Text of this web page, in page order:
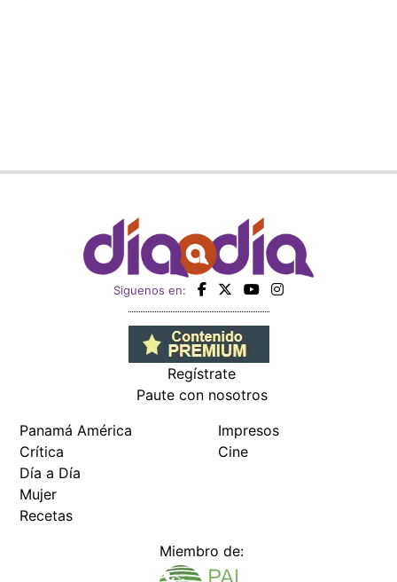
Siguenos en:
Regístrate
Paute con nosotros
Panamá América
Crítica
Día a Día
Mujer
Recetas
Impresos
Cine
Miembro de: